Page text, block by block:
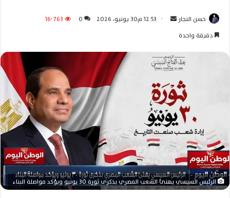
حسن النجار
ل
ب
ر
ي
د
ا
إ
ل
ت
ر
و
12:53 م30 يونيو، 2026 0
16٬763
دقيقة واحدة
الرئيس السيسي يهنئ الشعب المصري بذكرى ثورة 30 يونيو ويؤكد مواصلة البناء